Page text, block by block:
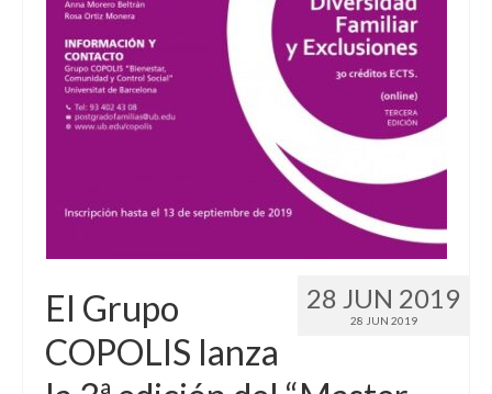
Idioma:
28 JUN 2019
28 JUN 2019
El Grupo
COPOLIS lanza